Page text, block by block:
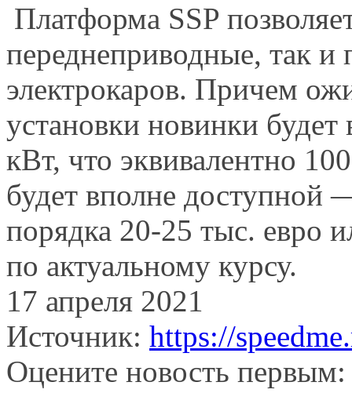
Платформа SSP
переднеприводные, так
электрокаров. Причем
установки новинки будет
кВт, что эквивалентно
будет вполне доступной
порядка 20-25 тыс. евро
по актуальному курсу.
17 апреля 2021
Источник: https://
Оцените новость первым: